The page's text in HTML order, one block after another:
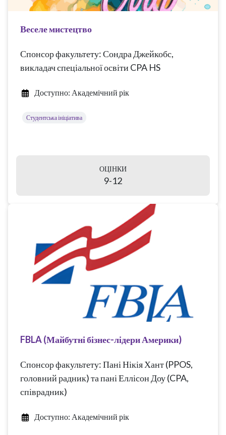
Веселе мистецтво
Спонсор факультету: Сондра Джейкобс,
викладач спеціальної освіти CPA HS
Доступно: Академічний рік
Студентська ініціатива
ОЦІНКИ
9-12
FBLA (Майбутні бізнес-лідери Америки)
Спонсор факультету: Пані Нікія Хант (PPOS,
головний радник) та пані Еллісон Доу (CPA,
співрадник)
Доступно: Академічний рік